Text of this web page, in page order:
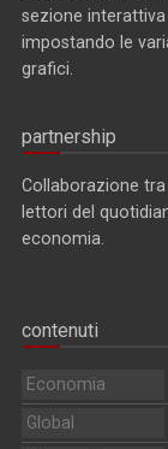
sezione
impostando le
grafici.
partnership
Collaborazione
lettori del
economia.
contenuti
Economia
Global